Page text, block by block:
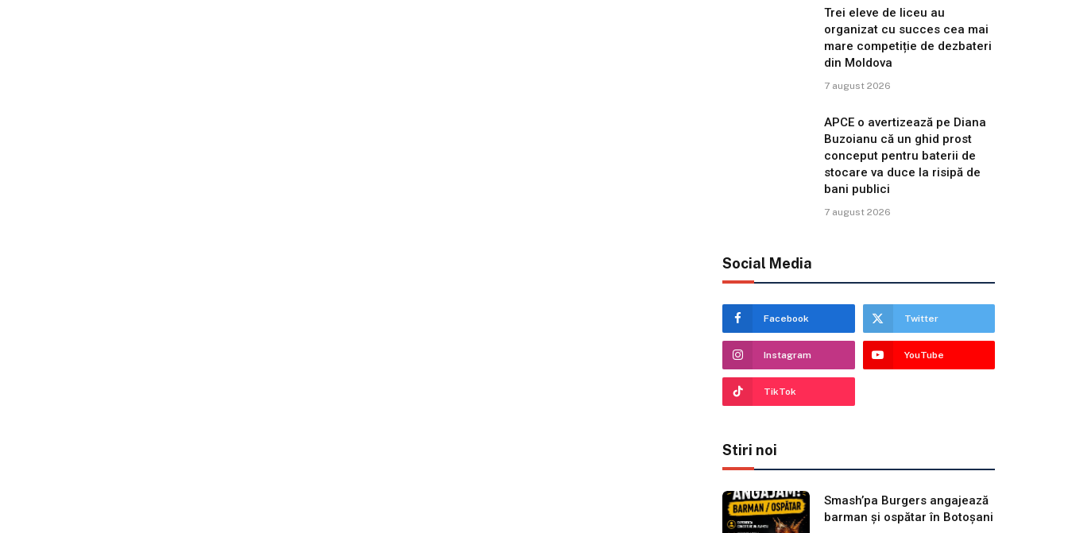
Trei eleve de liceu au
organizat cu succes cea mai
mare competiție de dezbateri
din Moldova
7 august 2026
APCE o avertizează pe Diana
Buzoianu că un ghid prost
conceput pentru baterii de
stocare va duce la risipă de
bani publici
7 august 2026
Social Media
Facebook Twitter
Instagram YouTube
TikTok
Stiri noi
Smash’pa Burgers angajează
barman și ospătar în Botoșani